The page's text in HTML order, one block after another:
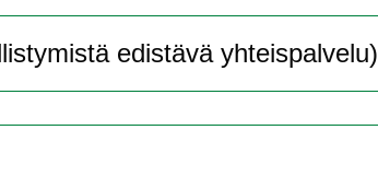
edis­tä­vä yh­teis­pal­ve­lu)